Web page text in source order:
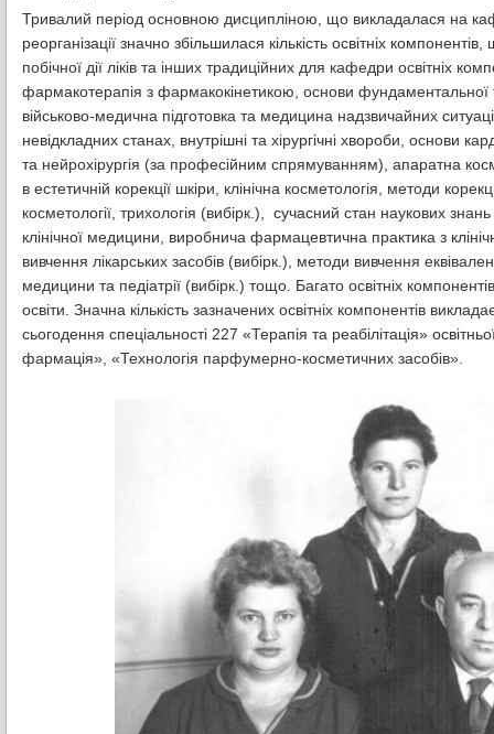
Тривалий період основною дисципліною, що викладалася на
реорганізації значно збільшилася кількість освітніх
побічної дії ліків та інших традиційних для кафедри освітніх
фармакотерапія з фармакокінетикою, основи фундаментальної
військово-медична підготовка та медицина надзвичайних
невідкладних станах, внутрішні та хірургічні хвороби, основи
та нейрохірургія (за професійним спрямуванням), апаратна
в естетичній корекції шкіри, клінічна косметологія, методи
косметології, трихологія (вибірк.), сучасний стан наукових
клінічної медицини, виробнича фармацевтична практика з
вивчення лікарських засобів (вибірк.), методи вивчення
медицини та педіатрії (вибірк.) тощо. Багато освітніх
освіти. Значна кількість зазначених освітніх компонентів
сьогодення спеціальності 227 «Терапія та реабілітація»
фармація», «Технологія парфумерно-косметичних засобів».